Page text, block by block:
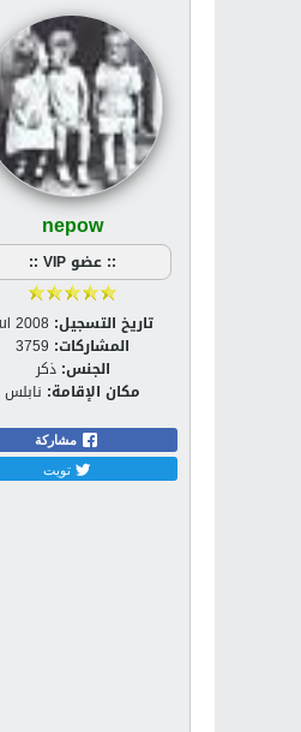
nepow
:: عضو VIP ::
تاريخ التسجيل: 2008
المشاركات: 3759
الجنس: ذكر
مكان الإقامة: نابلس
مشاركة
تويت